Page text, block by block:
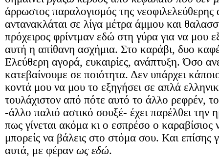
άρρωστος παραλογισμός της
αντανακλάται σε λίγα μέτρα άμμου και
πρόχειρος φρίντμαν εδώ στη γύρα για να μου
αυτή η απίθανη ασχήμια. Στο καράβι, δυο
Ελεύθερη αγορά, ευκαιρίες, ανάπτυξη. Όσο
κατεβαίνουμε σε ποιότητα. Δεν υπάρχει
κοντά μου να μου το εξηγήσει σε απλά
τουλάχιστον από πότε αυτό το άλλο ρεφρέν,
-άλλο παλιό αστικό σουξέ- έχει παρέλθει την
πως γίνεται ακόμα κι ο εσπρέσο ο καραβίσιος
μπορείς να βάλεις στο στόμα σου. Και επίσης
αυτά, με φέραν ως εδώ.